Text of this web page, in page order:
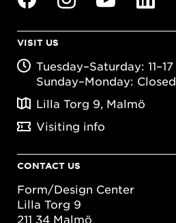
VISIT US
Tuesday–Saturday: 11–17
Sunday–Monday: Closed
Lilla Torg 9, Malmö
Visiting info
CONTACT US
Form/Design Center
Lilla Torg 9
211 34 Malmö